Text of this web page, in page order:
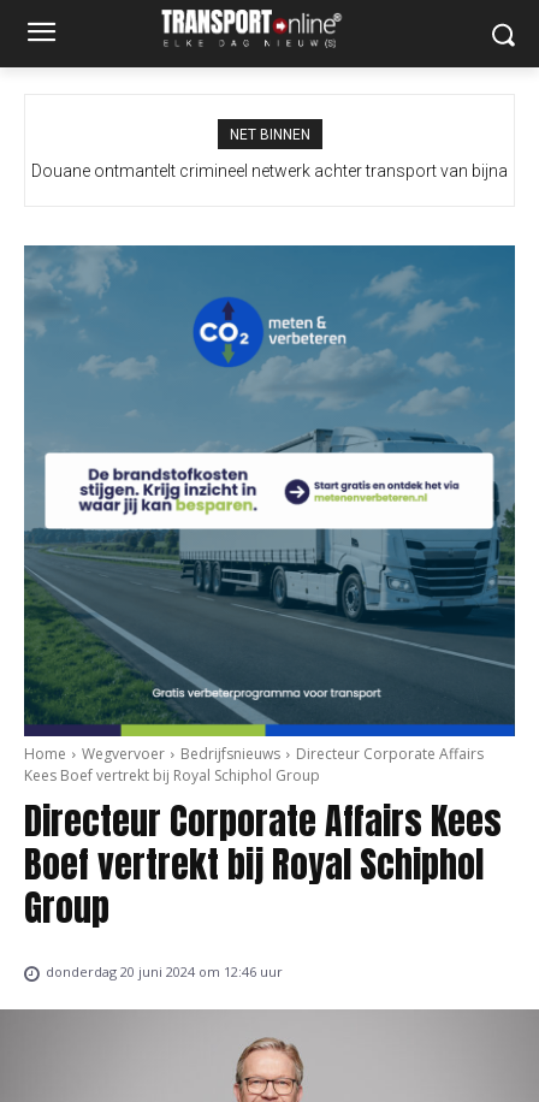
NET BINNEN
Douane ontmantelt crimineel netwerk achter transport van bijna
Italië wil grenscontroles niet intrekken na dreigement Spanje
Home Wegvervoer Bedrijfsnieuws
Directeur Corporate Affairs
Kees Boef vertrekt bij Royal Schiphol Group
Directeur Corporate Affairs Kees
Boef vertrekt bij Royal Schiphol
Group
donderdag 20 juni 2024 om 12:46 uur